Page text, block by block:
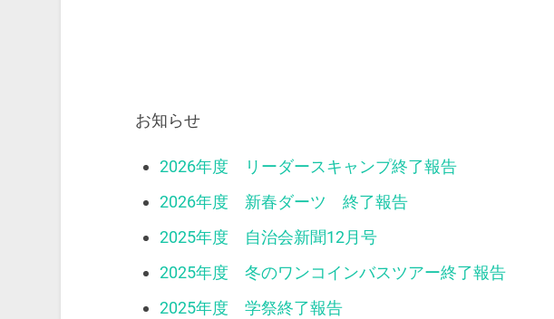
お知らせ
2026年度 リーダースキャンプ終了報告
2026年度 新春ダーツ 終了報告
2025年度 自治会新聞12月号
2025年度 冬のワンコインバスツアー終了報告
2025年度 学祭終了報告